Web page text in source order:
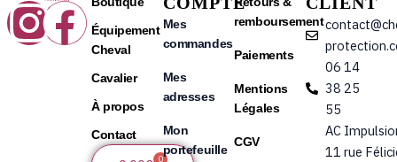
Instagram
Facebook
Équipement
Cheval
Cavalier
À propos
Contact
0
Mes
commandes
Mes
adresses
Mon
portefeuille
remboursement
Paiements
Mentions
Légales
CGV
06 14
38 25
55
AC
11 rue